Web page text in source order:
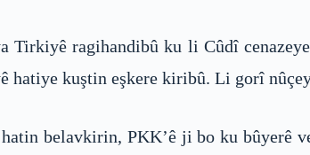
Tirkiyê ragihandibû ku li Cûdî
hatiye kuştin eşkere kiribû. Li gorî
belavkirin, PKK’ê ji bo ku bûyerê